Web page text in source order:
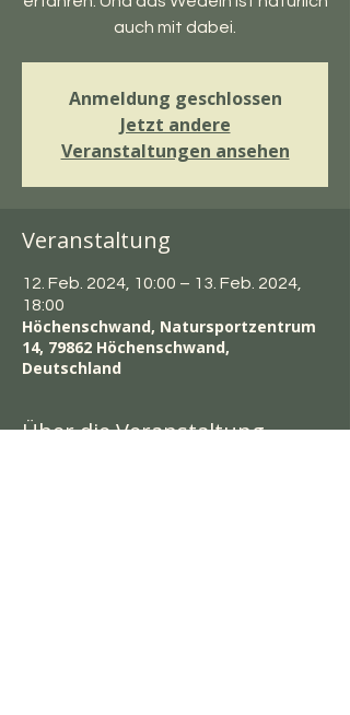
auch mit dabei.
Anmeldung geschlossen
Jetzt andere
Veranstaltungen ansehen
Veranstaltung
12. Feb. 2024, 10:00 – 13. Feb. 2024,
18:00
Höchenschwand, Natursportzentrum
14, 79862 Höchenschwand,
Deutschland
Über die Veranstaltung